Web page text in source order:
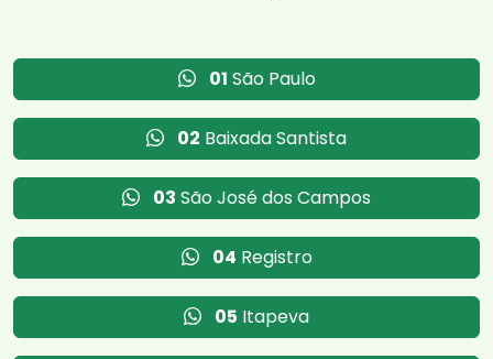
01 São Paulo
02 Baixada Santista
03 São José dos Campos
04 Registro
05 Itapeva